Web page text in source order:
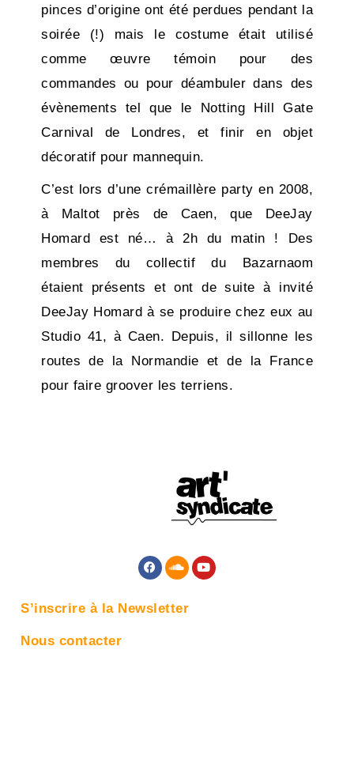
pinces d’origine ont été perdues pendant la
soirée (!) mais le costume était utilisé
comme œuvre témoin pour des
commandes ou pour déambuler dans des
évènements tel que le Notting Hill Gate
Carnival de Londres, et finir en objet
décoratif pour mannequin.
C’est lors d’une crémaillère party en 2008,
à Maltot près de Caen, que DeeJay
Homard est né… à 2h du matin ! Des
membres du collectif du Bazarnaom
étaient présents et ont de suite à invité
DeeJay Homard à se produire chez eux au
Studio 41, à Caen. Depuis, il sillonne les
routes de la Normandie et de la France
pour faire groover les terriens.
S’inscrire à la Newsletter
Nous contacter